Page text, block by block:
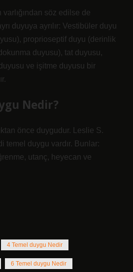
söz edilse de
duyuya ayrılır: Vestibüler duyu
proprioseptif duyu (derinlik
duyusu), tat duyusu,
ve işitme duyusu bir
Nedir?
önce duygudur. Leslie S.
temel duygu vardır. Bunlar:
utanç, heyecan ve
4 Temel duygu Nedir
6 Temel duygu Nedir